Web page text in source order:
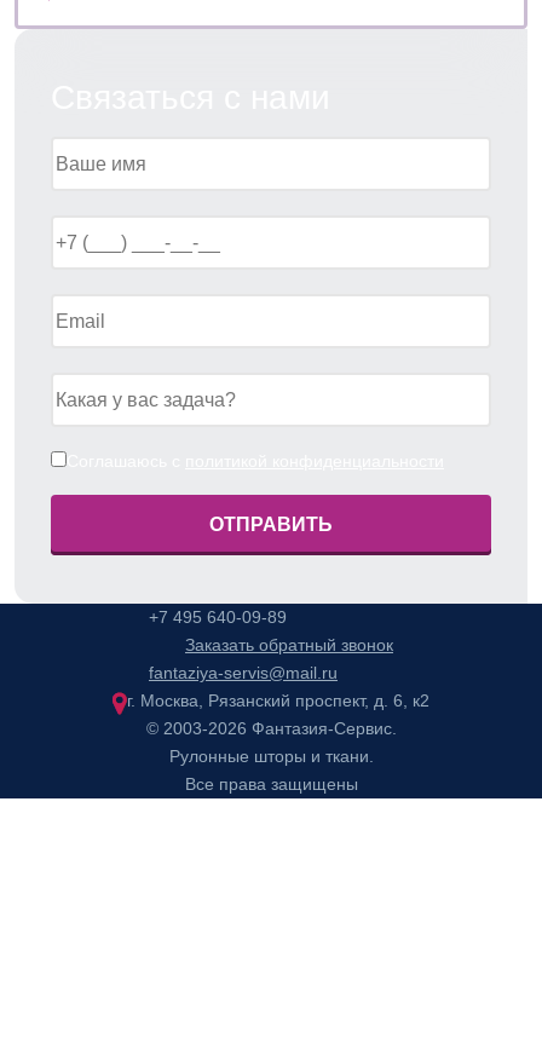
ОТПРАВИТЬ
© 2003-2026 Фантазия-Сервис.
Рулонные шторы и ткани.
Все права защищены
г. Москва, Рязанский проспект, д. 6, к2
+7 495 640-09-89
Заказать обратный звонок
fantaziya-servis@mail.ru